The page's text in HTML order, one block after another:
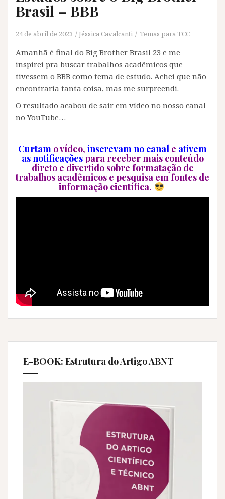
Brasil – BBB
24 de abril de 2023 Jéssica Cavalcanti Temas para TCC
Amanhã é final do Big Brother Brasil 23 e me
inspirei pra buscar trabalhos acadêmicos que
tivessem o BBB como tema de estudo. Achei que não
encontraria tanta coisa, mas me surpreendi.
O resultado acabou de sair em vídeo no nosso canal
no YouTube…
Curtam o vídeo, inscrevam no canal e ativem
as notificaçõespara receber mais conteúdo
direto e divertido sobre formatação de
trabalhos acadêmicos e pesquisa em fontes de
informação científica.
E-BOOK: Estrutura do Artigo ABNT